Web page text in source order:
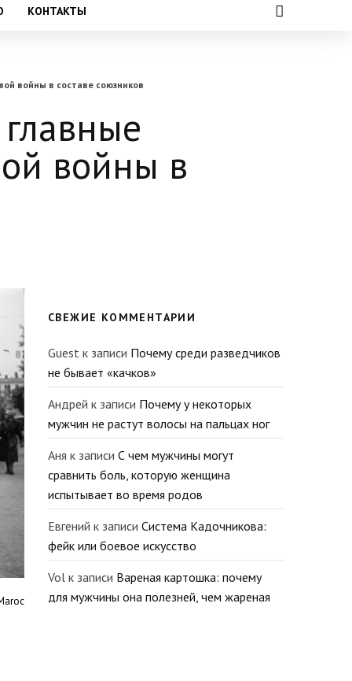
КОНТАКТЫ
войны в составе союзников
войны в
СВЕЖИЕ КОММЕНТАРИИ
Guest к записи Почему среди разведчиков
не бывает «качков»
Андрей к записи Почему у некоторых
мужчин не растут волосы на пальцах ног
Аня к записи С чем мужчины могут
сравнить боль, которую женщина
испытывает во время родов
Евгений к записи Система Кадочникова:
фейк или боевое искусство
Vol к записи Вареная картошка: почему
для мужчины она полезней, чем жареная